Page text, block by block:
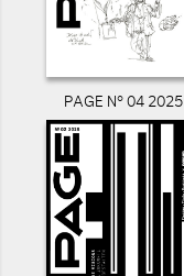
PAGE N° 04 2025